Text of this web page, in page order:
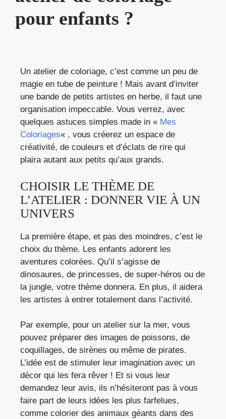
pour enfants ?
Un atelier de coloriage, c’est comme un peu de
magie en tube de peinture ! Mais avant d’inviter
une bande de petits artistes en herbe, il faut une
organisation impeccable. Vous verrez, avec
quelques astuces simples made in « Mes
Coloriages« , vous créerez un espace de
créativité, de couleurs et d’éclats de rire qui
plaira autant aux petits qu’aux grands.
CHOISIR LE THÈME DE
L’ATELIER : DONNER VIE À UN
UNIVERS
La première étape, et pas des moindres, c’est le
choix du thème. Les enfants adorent les
aventures colorées. Qu’il s’agisse de
dinosaures, de princesses, de super-héros ou de
la jungle, votre thème donnera. En plus, il aidera
les artistes à entrer totalement dans l’activité.
Par exemple, pour un atelier sur la mer, vous
pouvez préparer des images de poissons, de
coquillages, de sirènes ou même de pirates.
L’idée est de stimuler leur imagination avec un
décor qui les fera rêver ! Et si vous leur
demandez leur avis, ils n’hésiteront pas à vous
faire part de leurs idées les plus farfelues,
comme colorier des animaux géants dans des